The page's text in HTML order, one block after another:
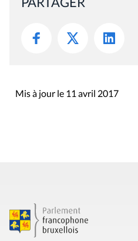
Mis à jour le 11 avril 2017